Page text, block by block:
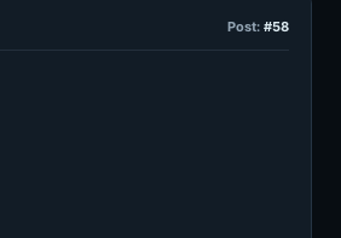
Post: #58